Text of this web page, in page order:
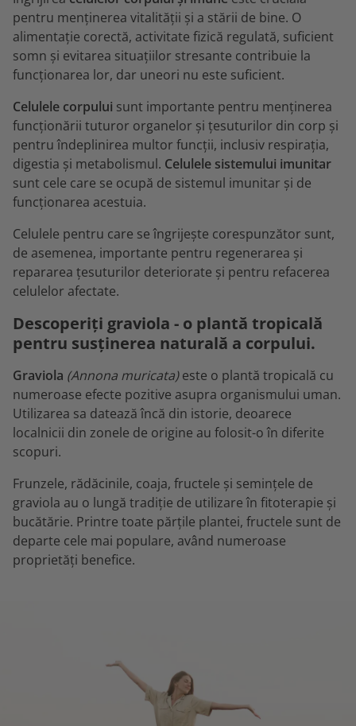
pentru menținerea vitalității și a stării de bine. O
alimentație corectă, activitate fizică regulată, suficient
somn și evitarea situațiilor stresante contribuie la
funcționarea lor, dar uneori nu este suficient.
Celulele corpului sunt importante pentru menținerea
funcționării tuturor organelor și țesuturilor din corp și
pentru îndeplinirea multor funcții, inclusiv respirația,
digestia și metabolismul. Celulele sistemului imunitar
sunt cele care se ocupă de sistemul imunitar și de
funcționarea acestuia.
Celulele pentru care se îngrijește corespunzător sunt,
de asemenea, importante pentru regenerarea și
repararea țesuturilor deteriorate și pentru refacerea
celulelor afectate.
Descoperiți graviola - o plantă tropicală
pentru susținerea naturală a corpului.
Graviola (Annona muricata)este o plantă tropicală cu
numeroase efecte pozitive asupra organismului uman.
Utilizarea sa datează încă din istorie, deoarece
localnicii din zonele de origine au folosit-o în diferite
scopuri.
Frunzele, rădăcinile, coaja, fructele și semințele de
graviola au o lungă tradiție de utilizare în fitoterapie și
bucătărie. Printre toate părțile plantei, fructele sunt de
departe cele mai populare, având numeroase
proprietăți benefice.